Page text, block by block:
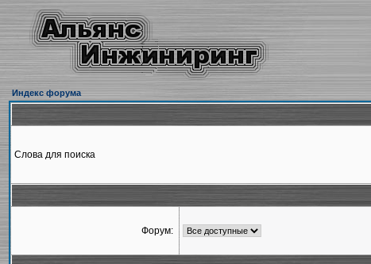
Индекс форума
Слова для поиска
Форум: